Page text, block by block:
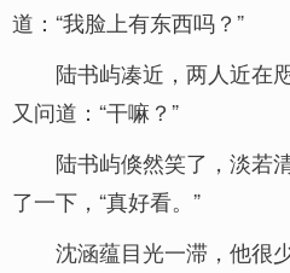
道：“我脸上有东西吗？”
陆书屿凑近，两人近在
又问道：“干嘛？”
陆书屿倏然笑了，淡若
了一下，“真好看。”
沈涵蕴目光一滞，他很